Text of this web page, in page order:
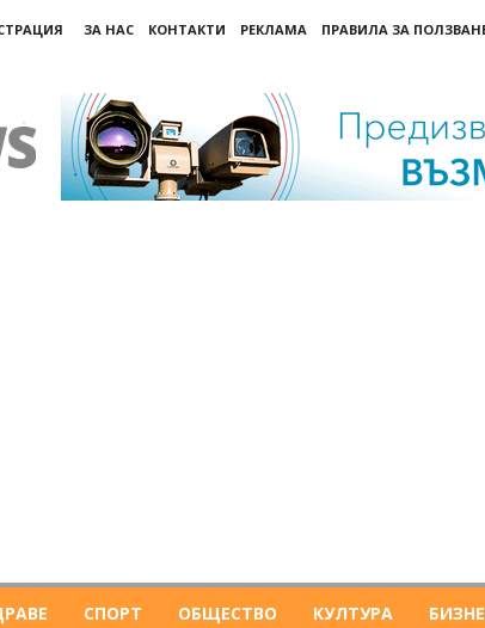
ЗА НАС КОНТАКТИ РЕКЛАМА ПРАВИЛА ЗА ПОЛЗВАНЕ
СПОРТ ОБЩЕСТВО КУЛТУРА